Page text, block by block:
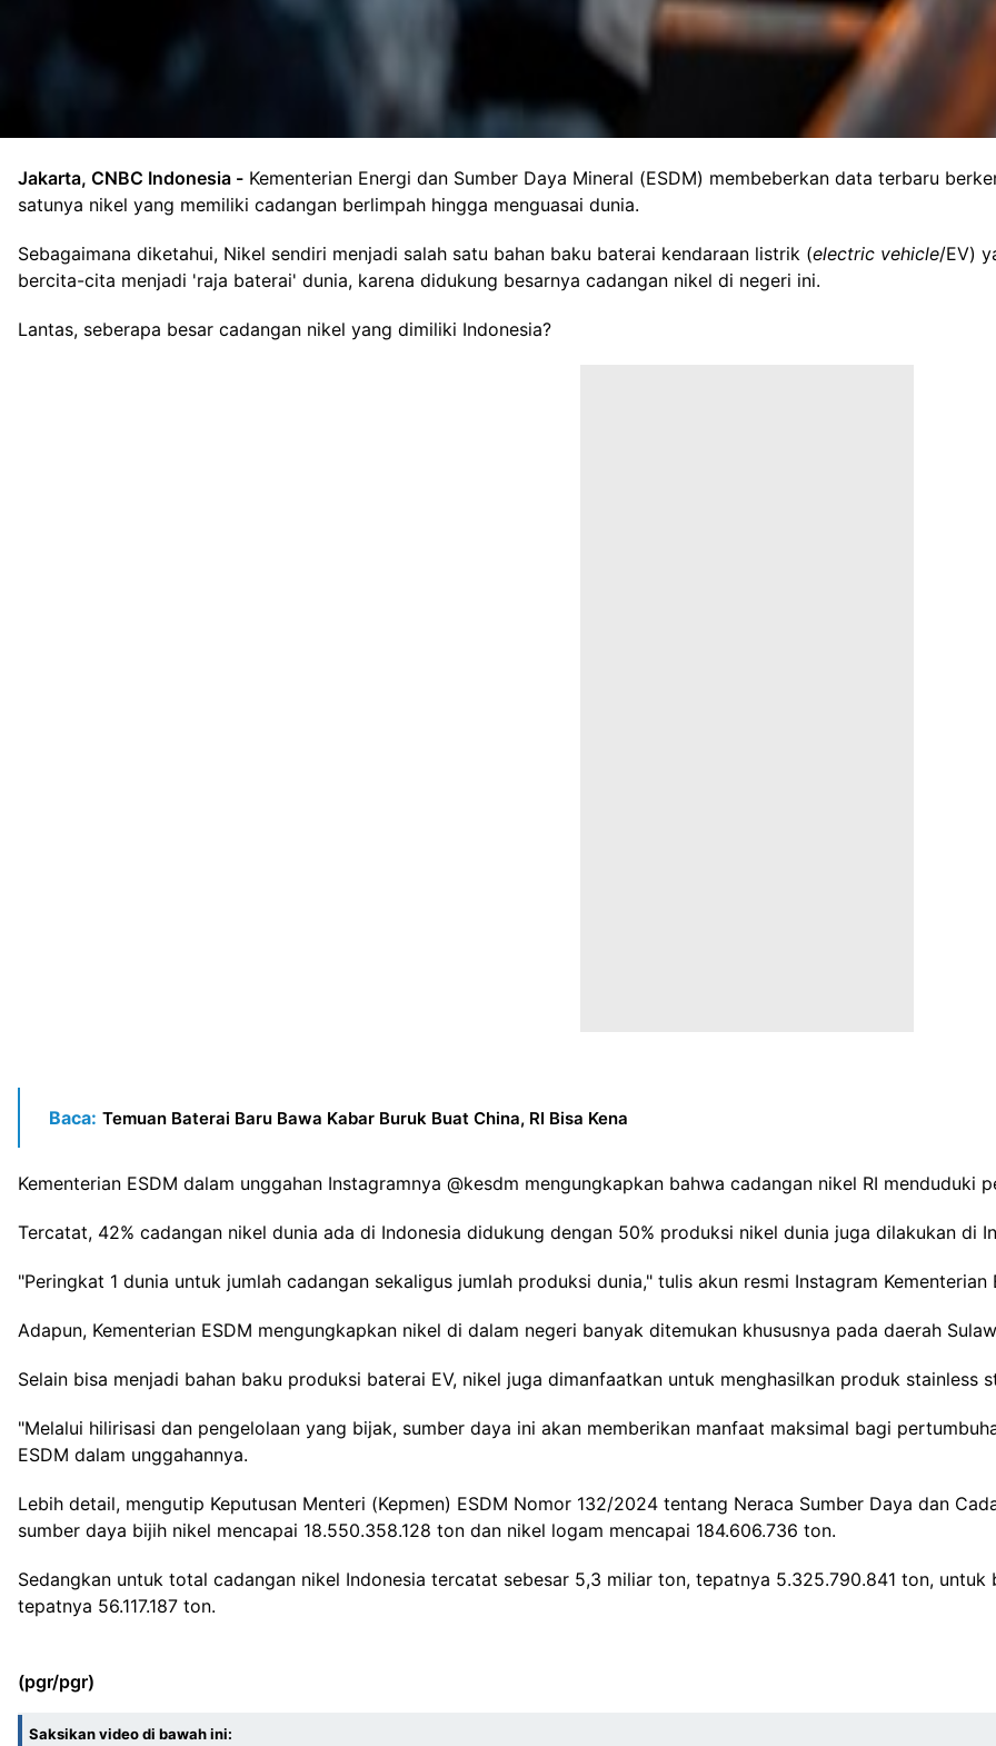
Jakarta, CNBC Indonesia - Kementerian Energi dan Sumber Daya Mineral (ESDM) membeberkan data terbaru
satunya nikel yang memiliki cadangan berlimpah hingga menguasai dunia.
Sebagaimana diketahui, Nikel sendiri menjadi salah satu bahan baku baterai kendaraan listrik (electric vehicle/EV)
bercita-cita menjadi 'raja baterai' dunia, karena didukung besarnya cadangan nikel di negeri ini.
Lantas, seberapa besar cadangan nikel yang dimiliki Indonesia?
Baca: Temuan Baterai Baru Bawa Kabar Buruk Buat China, RI Bisa Kena
Kementerian ESDM dalam unggahan Instagramnya @kesdm mengungkapkan bahwa cadangan nikel RI menduduki
Tercatat, 42% cadangan nikel dunia ada di Indonesia didukung dengan 50% produksi nikel dunia juga dilakukan di
"Peringkat 1 dunia untuk jumlah cadangan sekaligus jumlah produksi dunia," tulis akun resmi Instagram
Adapun, Kementerian ESDM mengungkapkan nikel di dalam negeri banyak ditemukan khususnya pada daerah
Selain bisa menjadi bahan baku produksi baterai EV, nikel juga dimanfaatkan untuk menghasilkan produk stainless
"Melalui hilirisasi dan pengelolaan yang bijak, sumber daya ini akan memberikan manfaat maksimal bagi
ESDM dalam unggahannya.
Lebih detail, mengutip Keputusan Menteri (Kepmen) ESDM Nomor 132/2024 tentang Neraca Sumber Daya dan
sumber daya bijih nikel mencapai 18.550.358.128 ton dan nikel logam mencapai 184.606.736 ton.
Sedangkan untuk total cadangan nikel Indonesia tercatat sebesar 5,3 miliar ton, tepatnya 5.325.790.841 ton,
tepatnya 56.117.187 ton.
(pgr/pgr)
Saksikan video di bawah ini: